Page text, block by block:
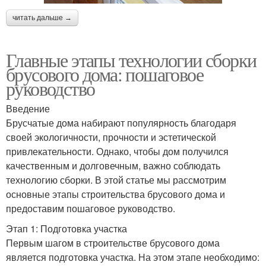
читать дальше →
Главные этапы технологии сборки
брусового дома: пошаговое
руководство
Введение
Брусчатые дома набирают популярность благодаря
своей экологичности, прочности и эстетической
привлекательности. Однако, чтобы дом получился
качественным и долговечным, важно соблюдать
технологию сборки. В этой статье мы рассмотрим
основные этапы строительства брусового дома и
предоставим пошаговое руководство.
Этап 1: Подготовка участка
Первым шагом в строительстве брусового дома
является подготовка участка. На этом этапе необходимо: